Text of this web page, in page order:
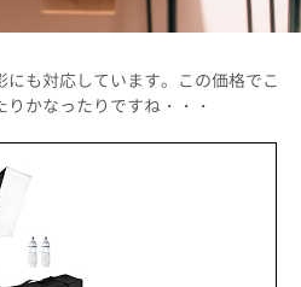
も対応しています。この価格でこ
かなったりですね・・・